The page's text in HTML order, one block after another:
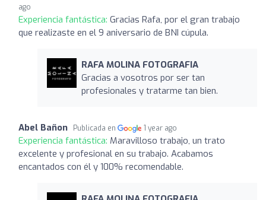
ago
Experiencia fantástica: Gracias Rafa, por el gran trabajo
que realizaste en el 9 aniversario de BNI cúpula.
RAFA MOLINA FOTOGRAFIA
Gracias a vosotros por ser tan
profesionales y tratarme tan bien.
Abel Bañon Publicada en 1 year ago
Experiencia fantástica: Maravilloso trabajo, un trato
excelente y profesional en su trabajo. Acabamos
encantados con él y 100% recomendable.